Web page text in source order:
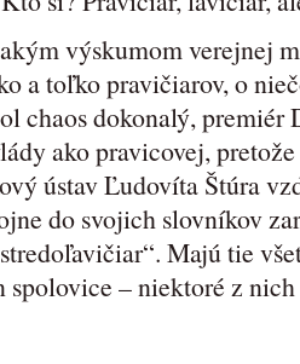
výskumom verejnej
a toľko pravičiarov, o
chaos dokonalý,
ako pravicovej,
ústav Ľudovíta Štúra
do svojich slovníkov
Majú tie
spolovice – niektoré z